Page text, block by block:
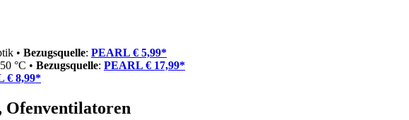
• Bezugsquelle: PEARL € 5,99*
°C • Bezugsquelle: PEARL € 17,99*
€ 8,99*
Ofenventilatoren